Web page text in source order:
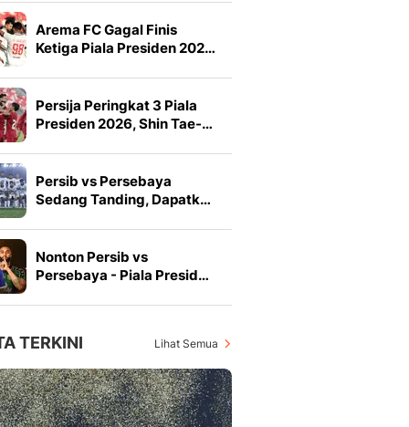
Arema FC Gagal Finis
Ketiga Piala Presiden 202…
Persija Peringkat 3 Piala
Presiden 2026, Shin Tae-…
Persib vs Persebaya
Sedang Tanding, Dapatk…
Nonton Persib vs
Persebaya - Piala Presid…
TERKINI Lihat Semua